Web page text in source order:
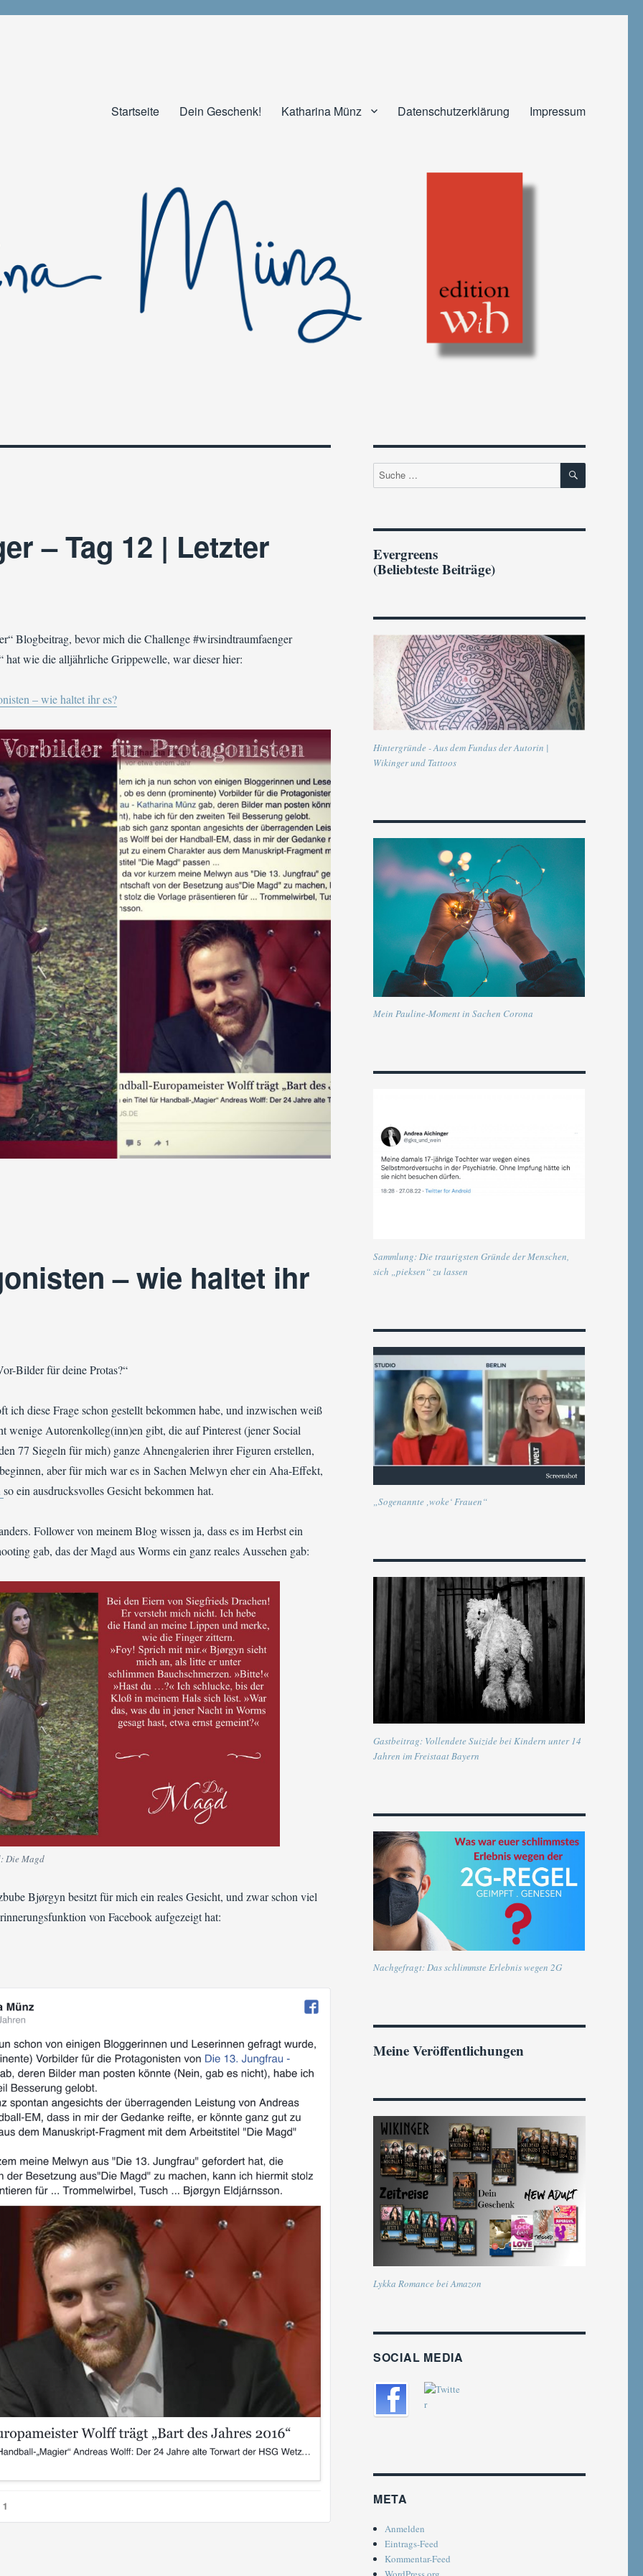
Startseite Dein Geschenk! Katharina Münz Datenschutzerklärung Impressum
– Tag 12 | Letzter
Blogbeitrag, bevor mich die Challenge #wirsindtraumfaenger
hat wie die alljährliche Grippewelle, war dieser hier:
– wie haltet ihr es?
– wie haltet ihr
Bilder für deine Protas?“
ich diese Frage schon gestellt bekommen habe, und inzwischen weiß
wenige Autorenkolleg(inn)en gibt, die auf Pinterest (jener Social
77 Siegeln für mich) ganze Ahnengalerien ihrer Figuren erstellen,
aber für mich war es in Sachen Melwyn eher ein Aha-Effekt,
so ein ausdrucksvolles Gesicht bekommen hat.
Follower von meinem Blog wissen ja, dass es im Herbst ein
gab, das der Magd aus Worms ein ganz reales Aussehen gab:
Die Magd
Bjørgyn besitzt für mich ein reales Gesicht, und zwar schon viel
von Facebook aufgezeigt hat:
Suche
nach:
SUCHEN
Evergreens
(Beliebteste Beiträge)
Hintergründe - Aus dem Fundus der Autorin |
Wikinger und Tattoos
Mein Pauline-Moment in Sachen Corona
Sammlung: Die traurigsten Gründe der Menschen,
sich „pieksen“ zu lassen
„Sogenannte ‚woke‘ Frauen“
Gastbeitrag: Vollendete Suizide bei Kindern unter 14
Jahren im Freistaat Bayern
Nachgefragt: Das schlimmste Erlebnis wegen 2G
Meine Veröffentlichungen
Lykka Romance bei Amazon
SOCIAL MEDIA
META
Anmelden
Eintrags-Feed
Kommentar-Feed